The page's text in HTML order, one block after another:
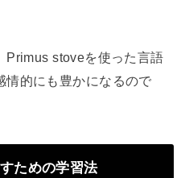
Primus stoveを使った言語
情的にも豊かになるので
ための学習法